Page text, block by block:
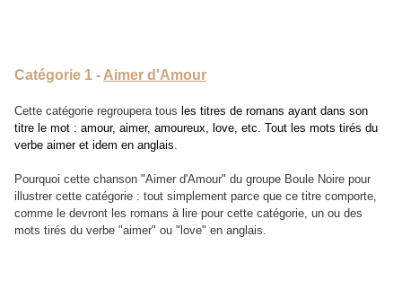
Catégorie 1 - Aimer d'Amour
Cette catégorie regroupera tous les titres de romans ayant dans son
titre le mot : amour, aimer, amoureux, love, etc. Tout les mots tirés du
verbe aimer et idem en anglais.
Pourquoi cette chanson "Aimer d'Amour" du groupe Boule Noire pour
illustrer cette catégorie : tout simplement parce que ce titre comporte,
comme le devront les romans à lire pour cette catégorie, un ou des
mots tirés du verbe "aimer" ou "love" en anglais.